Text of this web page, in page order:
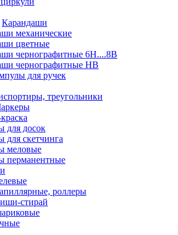
Карандаши
механические
цветные
чернографитные 6H....8B
чернографитные HB
для ручек
треугольники
для досок
для скетчинга
меловые
перманентные
роллеры
стирай